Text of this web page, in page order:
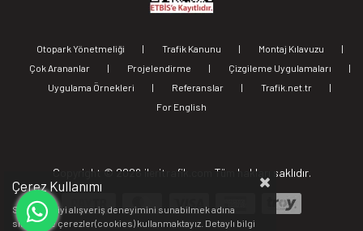
Otopark Yönetmeliği | Trafik Kanunu | Montaj Kılavuzu
|
Çok Arananlar
| Projelendirme | Çizgileme Uygulamaları
|
Uygulama Örnekleri
| Referanslar | Trafik.net.tr
|
For English
Copyright © 2026 ileritrafik.com Tüm hakları saklıdır.
Çerez Kullanımı
Sizlere en iyi alışveriş deneyimini sunabilmek adına
sitemizde çerezler(cookies) kullanmaktayız. Detaylı bilgi